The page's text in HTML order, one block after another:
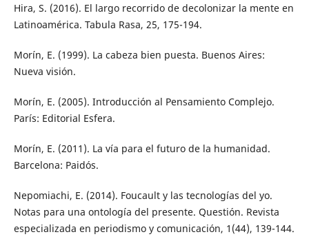
Hira, S. (2016). El largo recorrido de decolonizar la mente en
Latinoamérica. Tabula Rasa, 25, 175-194.
Morín, E. (1999). La cabeza bien puesta. Buenos Aires:
Nueva visión.
Morín, E. (2005). Introducción al Pensamiento Complejo.
París: Editorial Esfera.
Morín, E. (2011). La vía para el futuro de la humanidad.
Barcelona: Paidós.
Nepomiachi, E. (2014). Foucault y las tecnologías del yo.
Notas para una ontología del presente. Questión. Revista
especializada en periodismo y comunicación, 1(44), 139-144.